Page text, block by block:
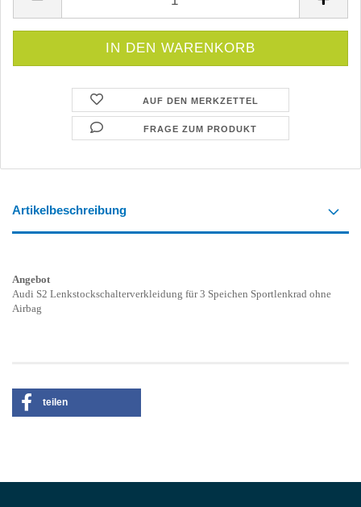
AUF DEN MERKZETTEL
FRAGE ZUM PRODUKT
Artikelbeschreibung
Angebot
Audi S2 Lenkstockschalterverkleidung für 3 Speichen Sportlenkrad ohne
Airbag
teilen